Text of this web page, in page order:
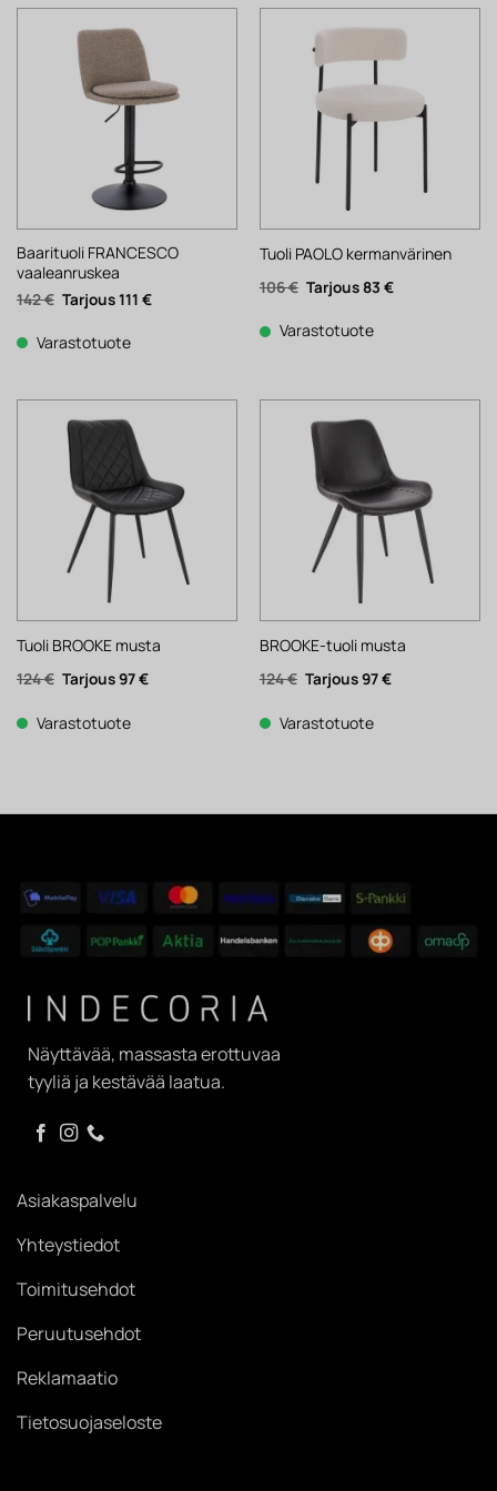
Baarituoli FRANCESCO
vaaleanruskea
142€ Alkuperäinen
hinta
142 €.
111 €Nykyinen
Varastotuote
Tuoli PAOLO kermanvärinen
106€ Alkuperäinen
hinta
106 €.
83 €Nykyinen
Varastotuote
Tuoli BROOKE musta
124€ Alkuperäinen
hinta
124 €.
97€Nykyinen
Varastotuote
BROOKE-tuoli musta
124€ Alkuperäinen
hinta
124 €.
97€Nykyinen
Varastotuote
Näyttävää, massasta erottuvaa
tyyliä ja kestävää laatua.
Asiakaspalvelu
Yhteystiedot
Toimitusehdot
Peruutusehdot
Reklamaatio
Tietosuojaseloste